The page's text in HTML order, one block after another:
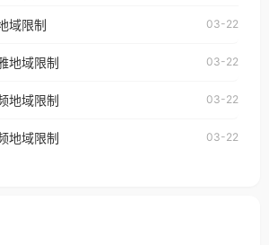
、美国、加拿大、澳大利亚、欧洲等国家和地区
制所困扰。
示语。 海外用户如香港、澳门、台湾、美
题，且仅能在中国大陆地区播放。 遇到这个问题
听网易云音乐地区版权限制」的问题，无论人在
域限制 03-22
地域限制 03-22
地域限制 03-22
地域限制 03-22